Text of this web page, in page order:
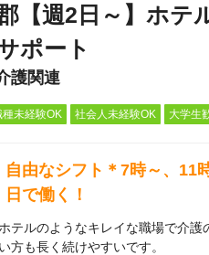
【週2日～】ホ
ポート
護関連
種未経験OK 社会人未経験OK 大学生
自由なシフト＊7時～、11
日で働く！
テルのようなキレイな職場で介護
方も長く続けやすいです。